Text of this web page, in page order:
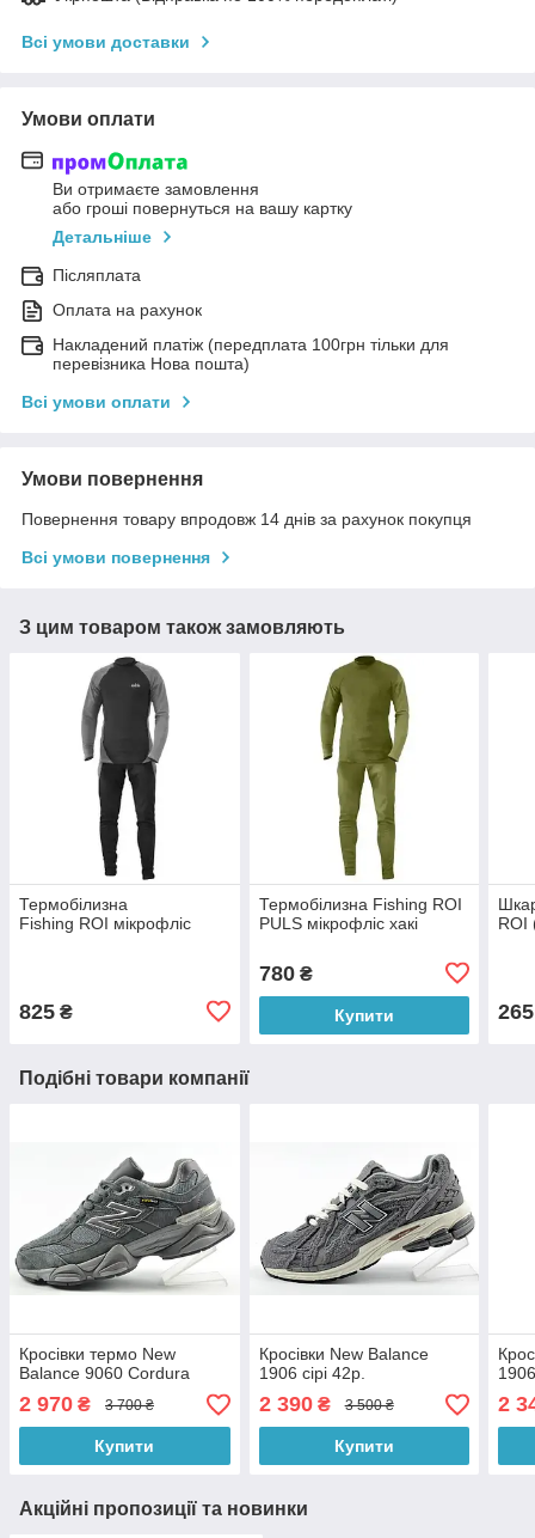
Всі умови доставки
Умови оплати
Ви отримаєте замовлення
або гроші повернуться на вашу картку
Детальніше
Післяплата
Оплата на рахунок
Накладений платіж (передплата 100грн тільки для
перевізника Нова пошта)
Всі умови оплати
Умови повернення
Повернення товару впродовж 14 днів за рахунок покупця
Всі умови повернення
З цим товаром також замовляють
Термобілизна
Fishing ROI мікрофліс
825 ₴
Термобілизна Fishing ROI
PULS мікрофліс хакі
780₴
Купити
ROI
265
Подібні товари компанії
Кросівки термо New
Balance 9060 Cordura
2 970 ₴ 3 700 ₴
Купити
Кросівки New Balance
1906 сірі 42р.
2 390₴ 3 500 ₴
Купити
2
Акційні пропозиції та новинки